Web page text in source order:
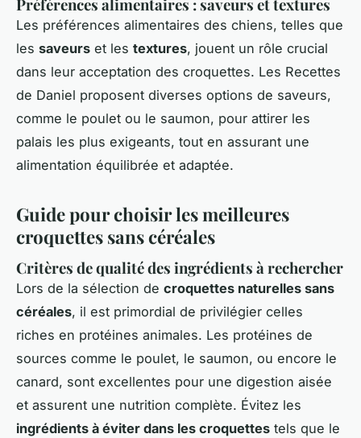
Préférences alimentaires : saveurs et textures
Les préférences alimentaires des chiens, telles que
les saveurs et les textures, jouent un rôle crucial
dans leur acceptation des croquettes. Les Recettes
de Daniel proposent diverses options de saveurs,
comme le poulet ou le saumon, pour attirer les
palais les plus exigeants, tout en assurant une
alimentation équilibrée et adaptée.
Guide pour choisir les meilleures
croquettes sans céréales
Critères de qualité des ingrédients à rechercher
Lors de la sélection de croquettes naturelles sans
céréales, il est primordial de privilégier celles
riches en protéines animales. Les protéines de
sources comme le poulet, le saumon, ou encore le
canard, sont excellentes pour une digestion aisée
et assurent une nutrition complète. Évitez les
ingrédients à éviter dans les croquettes tels que le